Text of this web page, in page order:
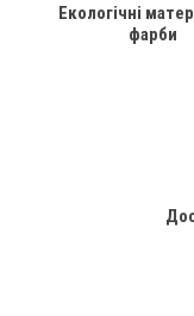
Екологічні
фарби